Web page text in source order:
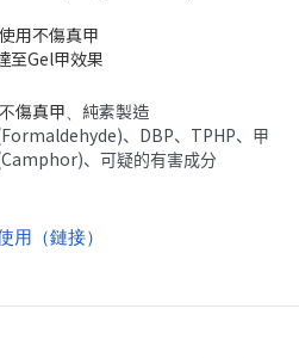
用不傷真甲
至Gel甲效果
不傷真甲、 純素製造
、 DBP、 TPHP、甲
、可疑的有害成分
用（鏈接）